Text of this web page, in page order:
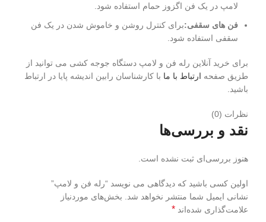
لامپ در یک فن اگزوز حمام استفاده شود.
فن های سقفی:برای کنترل روشن و خاموش شدن در یک فن
سقفی استفاده شود.
برای خرید آنلاین رله فن و لامپ دستگاه جوجه کشی می توانید از
طزیق صفحه ارتباط با ما با کارشناسان رابین اندیشه پایا در ارتباط
باشید.
نظرات (0)
نقد و بررسی‌ها
هنوز بررسی‌ای ثبت نشده است.
اولین کسی باشید که دیدگاهی می نویسد “رله فن و لامپ”
نشانی ایمیل شما منتشر نخواهد شد.
بخش‌های موردنیاز
علامت‌گذاری شده‌اند *